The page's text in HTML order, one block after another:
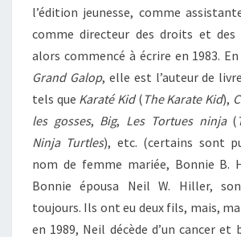
l’édition jeunesse, comme
comme directeur des droits et des
alors commencé à écrire en 1983.
Grand Galop, elle est l’auteur de
tels que Karaté Kid( The Karate Kid),
les gosses, Big, Les Tortues ninja(
Ninja Turtles), etc. (certains sont
nom de femme mariée, Bonnie B.
Bonnie épousa Neil W. Hiller,
toujours. Ils ont eu deux fils, mais,
en 1989, Neil décède d’un cancer et